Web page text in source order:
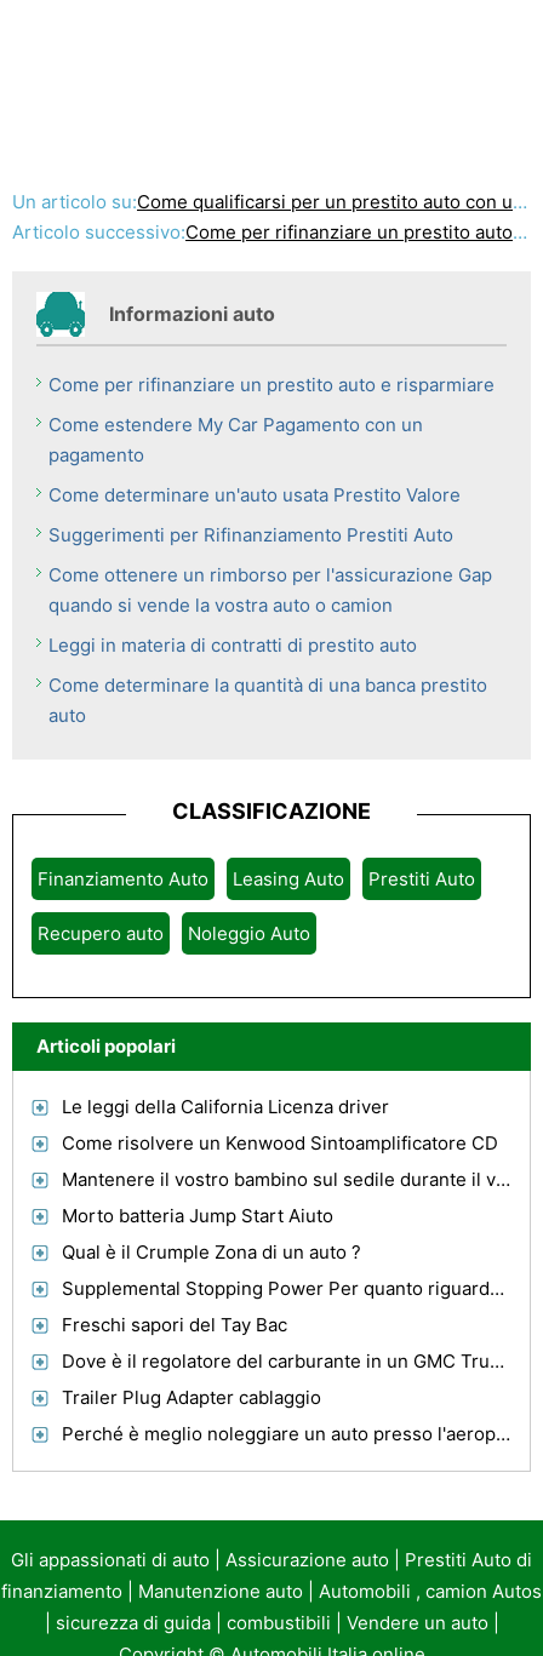
Un articolo su:Come qualificarsi per un prestito auto con un buon tasso di interesse
Articolo successivo:Come per rifinanziare un prestito auto-cambio
Informazioni auto
Come per rifinanziare un prestito auto e risparmiare
Come estendere My Car Pagamento con un
pagamento
Come determinare un'auto usata Prestito Valore
Suggerimenti per Rifinanziamento Prestiti Auto
Come ottenere un rimborso per l'assicurazione Gap
quando si vende la vostra auto o camion
Leggi in materia di contratti di prestito auto
Come determinare la quantità di una banca prestito
auto
CLASSIFICAZIONE
Finanziamento Auto Leasing Auto Prestiti Auto
Recupero auto Noleggio Auto
Articoli popolari
Le leggi della California Licenza driver
Come risolvere un Kenwood Sintoamplificatore CD
Mantenere il vostro bambino sul sedile durante il volo
Morto batteria Jump Start Aiuto
Qual è il Crumple Zona di un auto ?
Supplemental Stopping Power Per quanto riguarda la famiglia e Stunt Cars
Freschi sapori del Tay Bac
Dove è il regolatore del carburante in un GMC Truck '97?
Trailer Plug Adapter cablaggio
Perché è meglio noleggiare un auto presso l'aeroporto di Firenze
Gli appassionati di auto Assicurazione auto
Prestiti Auto di
finanziamento
Manutenzione auto
Automobili , camion Autos
sicurezza di guida| combustibili Vendere un auto|